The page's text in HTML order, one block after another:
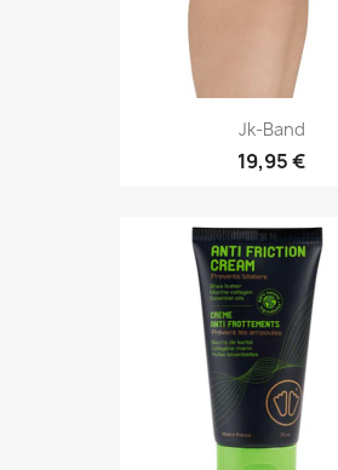
Jk-Band
19,95 €